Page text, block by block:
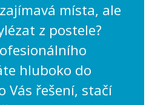
místa, ale
z postele?
hluboko do
Vás řešení, stačí